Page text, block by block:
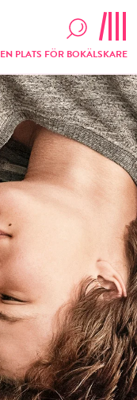
EN PLATS FÖR BOKÄLSKARE